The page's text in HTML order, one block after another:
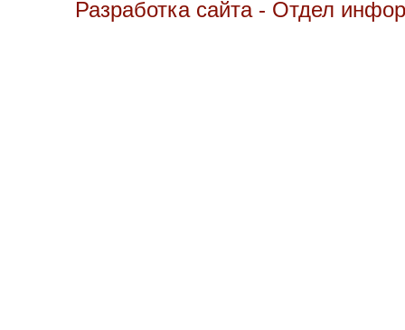
Разработка сайта - Отдел